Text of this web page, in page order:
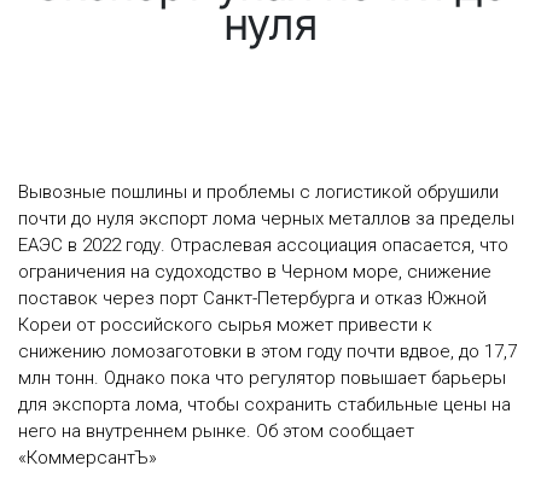
нуля
Вывозные пошлины и проблемы с логистикой обрушили
почти до нуля экспорт лома черных металлов за пределы
ЕАЭС в 2022 году. Отраслевая ассоциация опасается, что
ограничения на судоходство в Черном море, снижение
поставок через порт Санкт-Петербурга и отказ Южной
Кореи от российского сырья может привести к
снижению ломозаготовки в этом году почти вдвое, до 17,7
млн тонн. Однако пока что регулятор повышает барьеры
для экспорта лома, чтобы сохранить стабильные цены на
него на внутреннем рынке. Об этом сообщает
«КоммерсантЪ»